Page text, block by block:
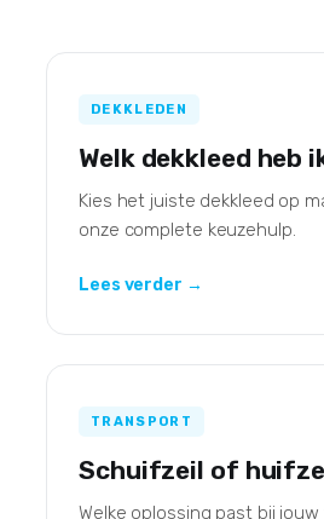
DEKKLEDEN
Welk dekkleed heb
Kies het juiste dekkleed op
onze complete keuzehulp.
Lees verder →
TRANSPORT
Schuifzeil of
Welke oplossing past bij